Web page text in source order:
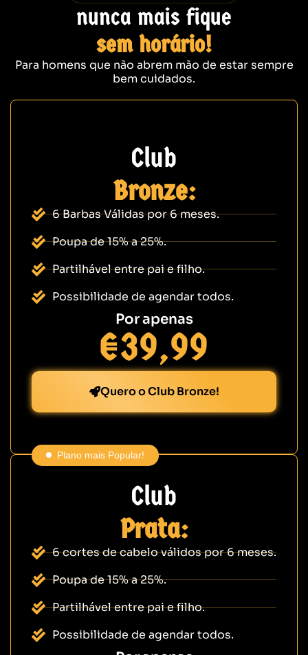
nunca mais fique
sem horário!
Para homens que não abrem mão de estar sempre
bem cuidados.
Club
Bronze:
6 Barbas Válidas por 6 meses.
Poupa de 15% a 25%.
Partilhável entre pai e filho.
Possibilidade de agendar todos.
Por apenas
€39,99
Quero o Club Bronze!
Plano mais Popular!
Club
Prata:
6 cortes de cabelo válidos por 6 meses.
Poupa de 15% a 25%.
Partilhável entre pai e filho.
Possibilidade de agendar todos.